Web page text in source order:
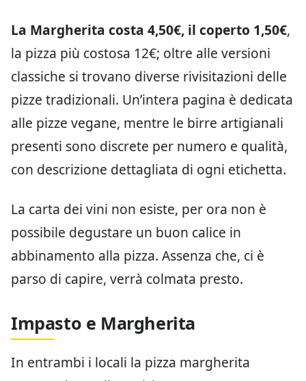
La Margherita costa 4,50€, il coperto 1,50€,
la pizza più costosa 12€; oltre alle versioni
classiche si trovano diverse rivisitazioni delle
pizze tradizionali. Un’intera pagina è dedicata
alle pizze vegane, mentre le birre artigianali
presenti sono discrete per numero e qualità,
con descrizione dettagliata di ogni etichetta.
La carta dei vini non esiste, per ora non è
possibile degustare un buon calice in
abbinamento alla pizza. Assenza che, ci è
parso di capire, verrà colmata presto.
Impasto e Margherita
In entrambi i locali la pizza margherita